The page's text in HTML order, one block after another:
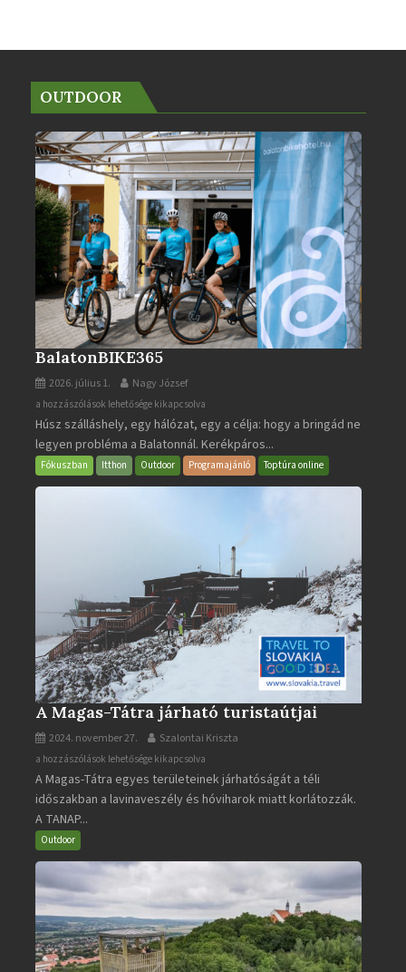
OUTDOOR
BalatonBIKE365
2026. július 1. Nagy József
BalatonBIKE365
bejegyzéshez
a hozzászólások lehetősége kikapcsolva
Húsz szálláshely, egy hálózat, egy a célja: hogy a bringád ne
legyen probléma a Balatonnál. Kerékpáros...
Fókuszban Itthon Outdoor Programajánló Toptúra online
A Magas-Tátra járható turistaútjai
2024. november 27. Szalontai Kriszta
A
Magas-
Tátra
járható
turistaútjai
bejegyzéshez
a hozzászólások lehetősége kikapcsolva
A Magas-Tátra egyes területeinek járhatóságát a téli
időszakban a lavinaveszély és hóviharok miatt korlátozzák.
A TANAP...
Outdoor